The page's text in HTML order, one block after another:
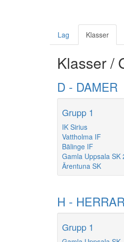
Lag Klasser
Klasser /
D - DAMER
Grupp 1
IK Sirius
Vattholma IF
Bälinge IF
Gamla Uppsala SK
Ärentuna SK
H -
Grupp 1